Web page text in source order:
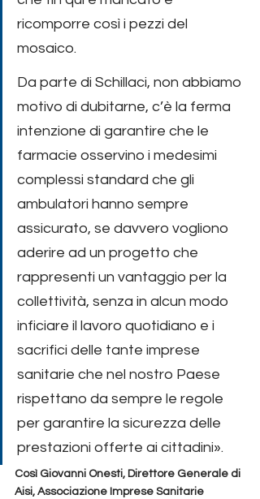
ricomporre così i pezzi del
mosaico.
Da parte di Schillaci, non abbiamo
motivo di dubitarne, c’è la ferma
intenzione di garantire che le
farmacie osservino i medesimi
complessi standard che gli
ambulatori hanno sempre
assicurato, se davvero vogliono
aderire ad un progetto che
rappresenti un vantaggio per la
collettività, senza in alcun modo
inficiare il lavoro quotidiano e i
sacrifici delle tante imprese
sanitarie che nel nostro Paese
rispettano da sempre le regole
per garantire la sicurezza delle
prestazioni offerte ai cittadini».
Così Giovanni Onesti, Direttore Generale di
Aisi, Associazione Imprese Sanitarie